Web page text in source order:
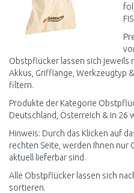
Obstpflücker lassen sich jeweils
Akkus, Grifflänge, Werkzeugtyp
filtern.
Produkte der Kategorie
Deutschland, Österreich & in 26
Hinweis: Durch das Klicken auf
rechten Seite, werden Ihnen nur
aktuell lieferbar sind.
Alle Obstpflücker lassen sich
sortieren.